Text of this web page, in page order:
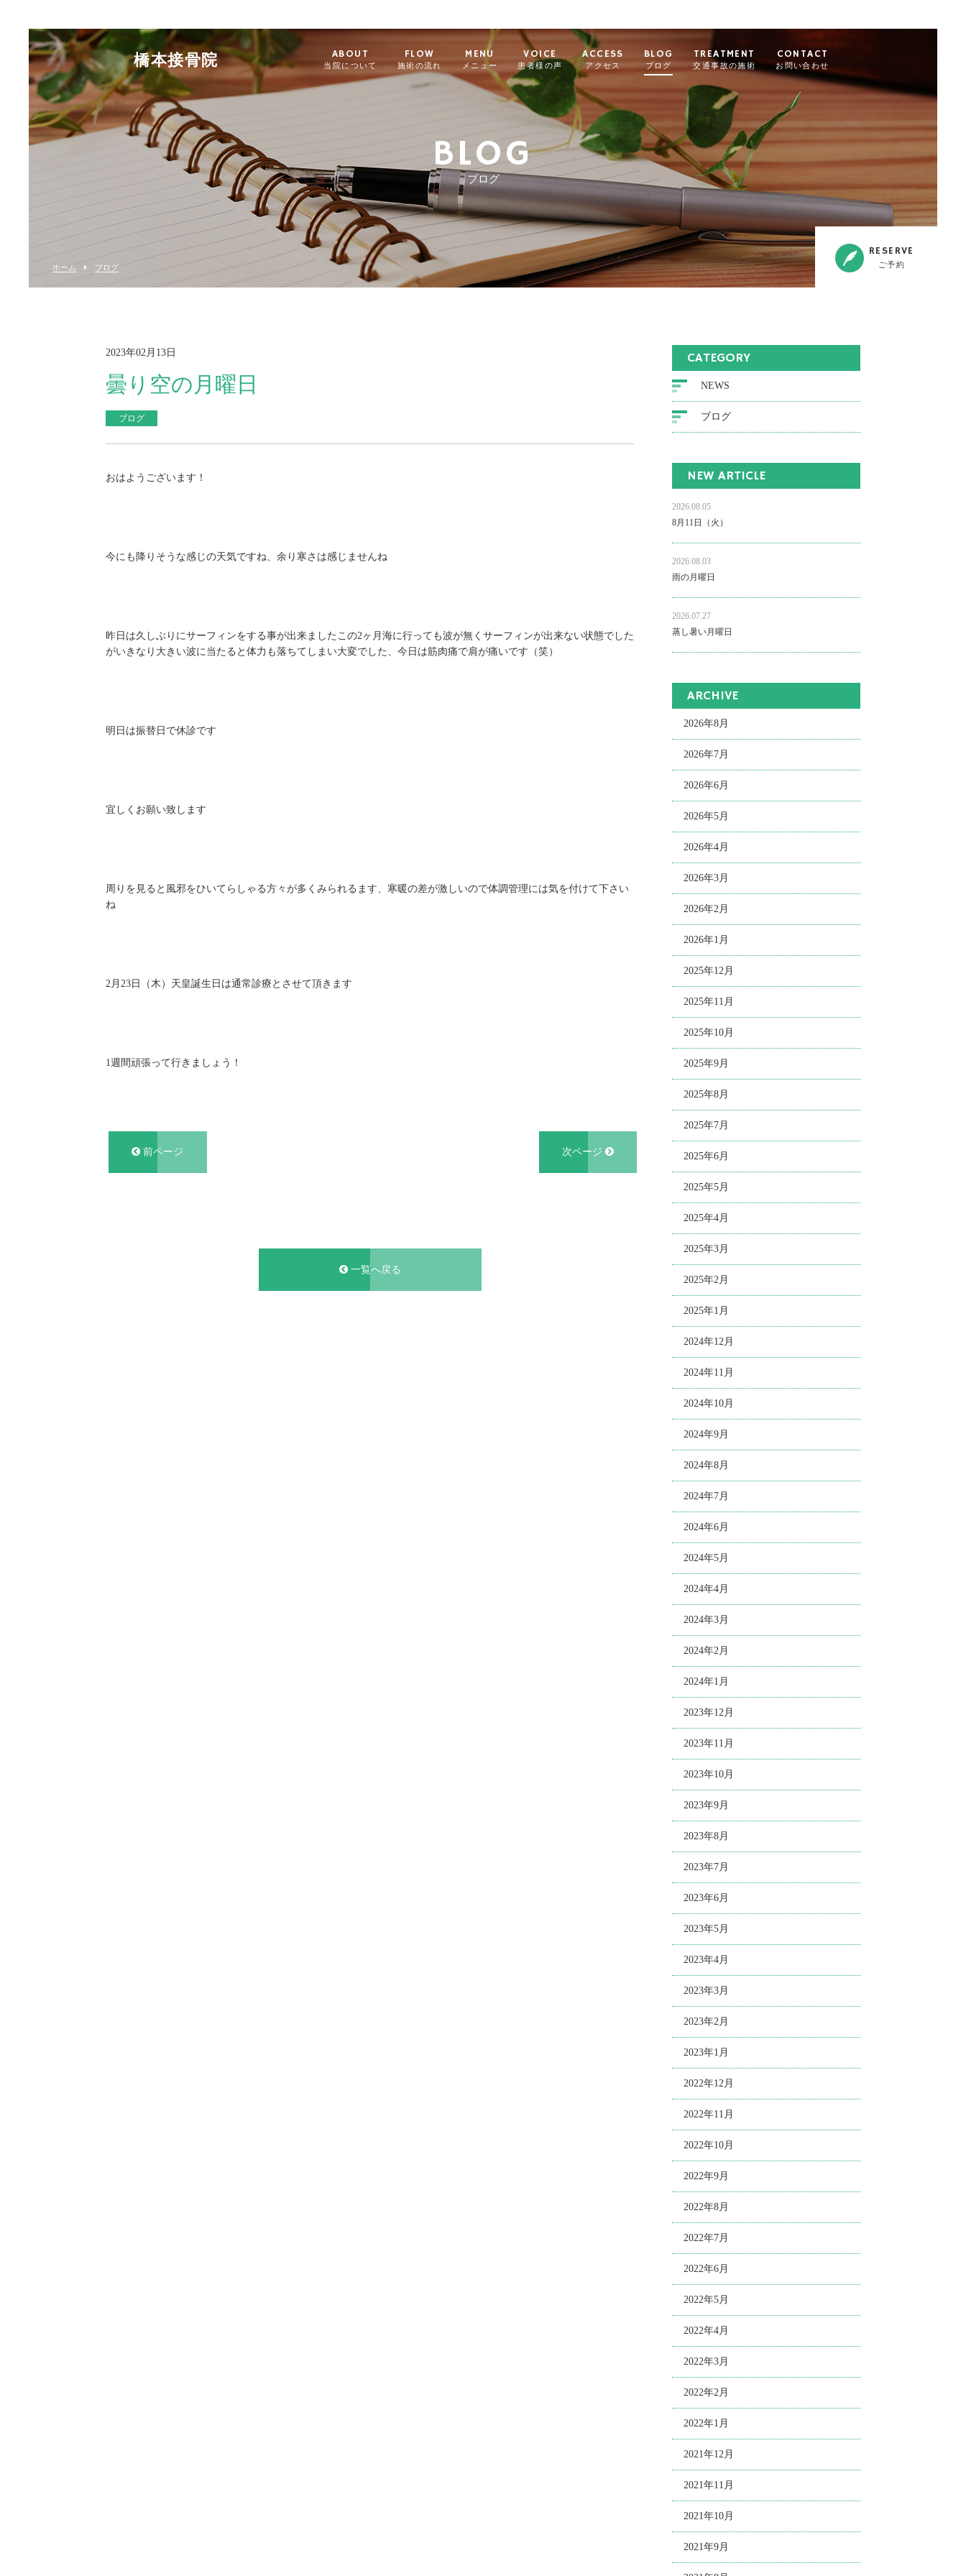
橋本接骨院 ABOUT
当院について
FLOW
施術の流れ
MENU
メニュー
VOICE
患者様の声
ACCESS
アクセス
BLOG
ブログ
TREATMENT
交通事故の施術
CONTACT
お問い合わせ
BLOG
ブログ
ホーム ブログ
RESERVE
ご予約
2023年02月13日
曇り空の月曜日
ブログ
おはようございます！
今にも降りそうな感じの天気ですね、余り寒さは感じませんね
昨日は久しぶりにサーフィンをする事が出来ましたこの2ヶ月海に行っても波が無くサーフィンが出来ない状態でした
がいきなり大きい波に当たると体力も落ちてしまい大変でした、今日は筋肉痛で肩が痛いです（笑）
明日は振替日で休診です
宜しくお願い致します
周りを見ると風邪をひいてらしゃる方々が多くみられるます、寒暖の差が激しいので体調管理には気を付けて下さい
ね
2月23日（木）天皇誕生日は通常診療とさせて頂きます
1週間頑張って行きましょう！
前ページ 次ページ
一覧へ戻る
CATEGORY
NEWS
ブログ
NEW ARTICLE
2026.08.05
8月11日（火）
2026.08.03
雨の月曜日
2026.07.27
蒸し暑い月曜日
ARCHIVE
2026年8月
2026年7月
2026年6月
2026年5月
2026年4月
2026年3月
2026年2月
2026年1月
2025年12月
2025年11月
2025年10月
2025年9月
2025年8月
2025年7月
2025年6月
2025年5月
2025年4月
2025年3月
2025年2月
2025年1月
2024年12月
2024年11月
2024年10月
2024年9月
2024年8月
2024年7月
2024年6月
2024年5月
2024年4月
2024年3月
2024年2月
2024年1月
2023年12月
2023年11月
2023年10月
2023年9月
2023年8月
2023年7月
2023年6月
2023年5月
2023年4月
2023年3月
2023年2月
2023年1月
2022年12月
2022年11月
2022年10月
2022年9月
2022年8月
2022年7月
2022年6月
2022年5月
2022年4月
2022年3月
2022年2月
2022年1月
2021年12月
2021年11月
2021年10月
2021年9月